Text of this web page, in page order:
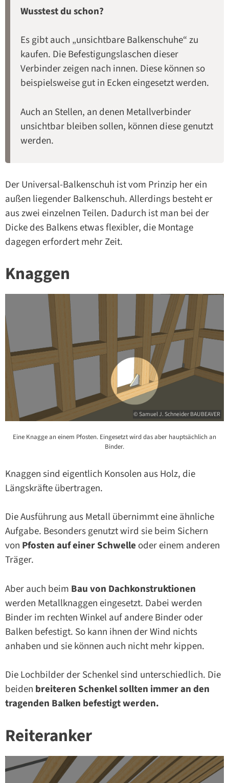
Wusstest du schon?
Es gibt auch „unsichtbare Balkenschuhe“ zu
kaufen. Die Befestigungslaschen dieser
Verbinder zeigen nach innen. Diese können so
beispielsweise gut in Ecken eingesetzt werden.
Auch an Stellen, an denen Metallverbinder
unsichtbar bleiben sollen, können diese genutzt
werden.
Der Universal-Balkenschuh ist vom Prinzip her ein
außen liegender Balkenschuh. Allerdings besteht er
aus zwei einzelnen Teilen. Dadurch ist man bei der
Dicke des Balkens etwas flexibler, die Montage
dagegen erfordert mehr Zeit.
Knaggen
© Samuel J. Schneider BAUBEAVER
Eine Knagge an einem Pfosten. Eingesetzt wird das aber hauptsächlich an
Binder.
Knaggen sind eigentlich Konsolen aus Holz, die
Längskräfte übertragen.
Die Ausführung aus Metall übernimmt eine ähnliche
Aufgabe. Besonders genutzt wird sie beim Sichern
von Pfosten auf einer Schwelle oder einem anderen
Träger.
Aber auch beim Bau von Dachkonstruktionen
werden Metallknaggen eingesetzt. Dabei werden
Binder im rechten Winkel auf andere Binder oder
Balken befestigt. So kann ihnen der Wind nichts
anhaben und sie können auch nicht mehr kippen.
Die Lochbilder der Schenkel sind unterschiedlich. Die
beiden breiteren Schenkel sollten immer an den
tragenden Balken befestigt werden.
Reiteranker